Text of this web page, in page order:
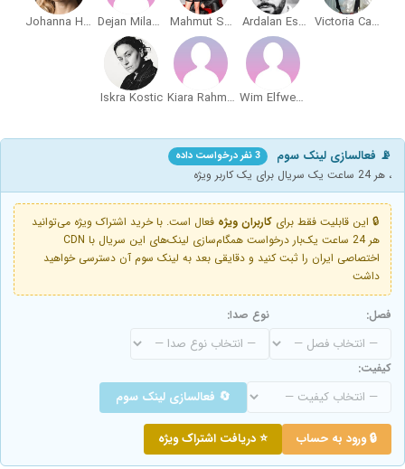
Victoria Carmen Sonne
Ardalan Esmaili
Mahmut Suvakci
Dejan Milacic
Johanna Hedberg
Wim Elfwencrona
Kiara Rahman
Iskra Kostic
📡 فعالسازی لینک سوم 3 نفر درخواست داده
، هر 24 ساعت یک سریال برای یک کاربر ویژه
🔒 این قابلیت فقط برای کاربران ویژه فعال است. با خرید اشتراک ویژه می‌توانید
هر 24 ساعت یک‌بار درخواست همگام‌سازی لینک‌های این سریال با CDN
اختصاصی ایران را ثبت کنید و دقایقی بعد به لینک سوم آن دسترسی خواهید
داشت
فصل: نوع صدا:
کیفیت:
🔄 فعالسازی لینک سوم
🔒 ورود به حساب ⭐ دریافت اشتراک ویژه